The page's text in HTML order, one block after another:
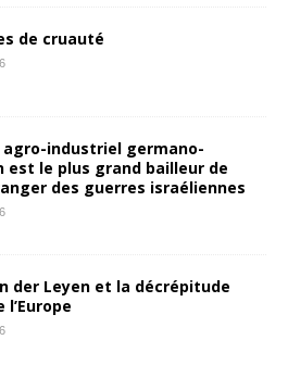
de cruauté
agro-industriel germano-
est le plus grand bailleur de
des guerres israéliennes
der Leyen et la décrépitude
l’Europe